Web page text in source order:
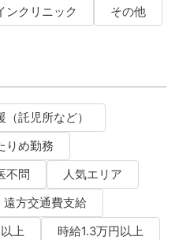
ンクリニック その他
（託児所など）
りめ勤務
不問
人気エリア
遠方交通費支給
上
時給1.3万円以上